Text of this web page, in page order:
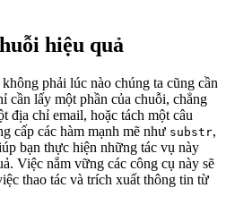
hiệu quả
phải lúc nào chúng ta cũng cần
cần lấy một phần của chuỗi, chẳng
địa chỉ email, hoặc tách một câu
cấp các hàm mạnh mẽ như substr,
bạn thực hiện những tác vụ này
Việc nắm vững các công cụ này sẽ
thao tác và trích xuất thông tin từ